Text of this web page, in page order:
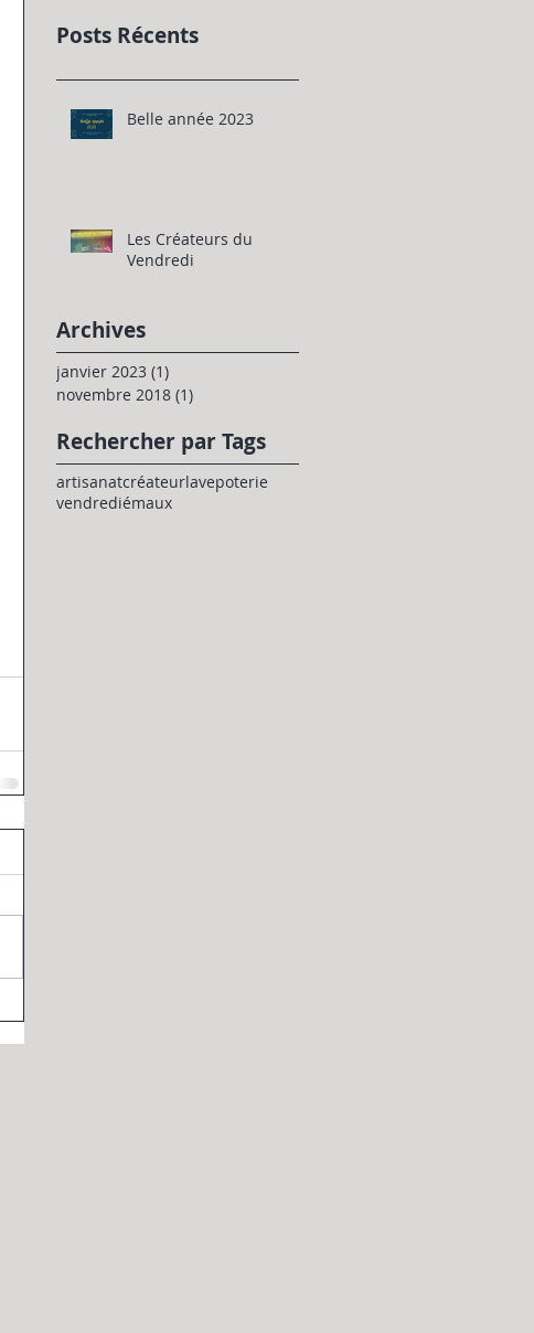
Posts Récents
Belle année 2023
Les Créateurs du
Vendredi
Archives
janvier 2023 (1)
novembre 2018 (1)
Rechercher par Tags
artisanatcréateurlavepoterie
vendrediémaux